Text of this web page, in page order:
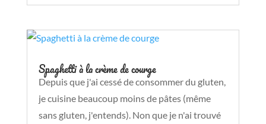
Spaghetti à la crème de courge
Depuis que j'ai cessé de consommer du gluten,
je cuisine beaucoup moins de pâtes (même
sans gluten, j'entends). Non que je n'ai trouvé